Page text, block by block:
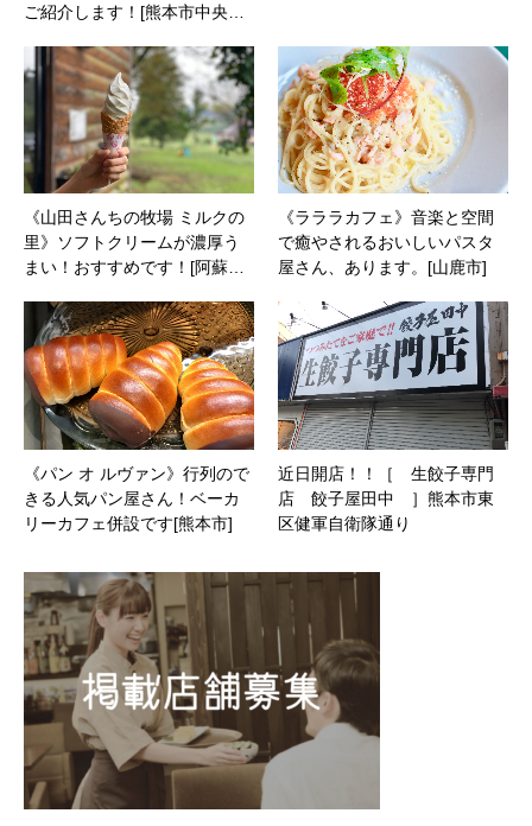
ご紹介します！[熊本市中央…
《山田さんちの牧場 ミルクの
里》ソフトクリームが濃厚う
まい！おすすめです！[阿蘇…
《ラララカフェ》音楽と空間
で癒やされるおいしいパスタ
屋さん、あります。[山鹿市]
《パン オ ルヴァン》行列ので
きる人気パン屋さん！ベーカ
リーカフェ併設です[熊本市]
近日開店！！［ 生餃子専門
店 餃子屋田中 ］熊本市東
区健軍自衛隊通り